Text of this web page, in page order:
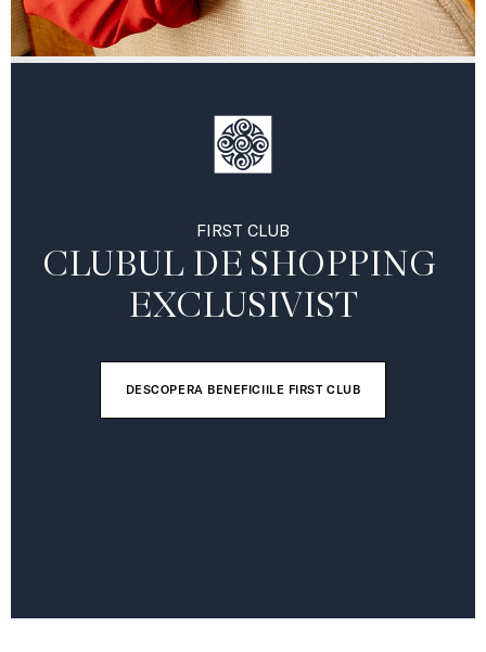
FIRST CLUB
CLUBUL DE SHOPPING
EXCLUSIVIST
DESCOPERA BENEFICIILE FIRST CLUB